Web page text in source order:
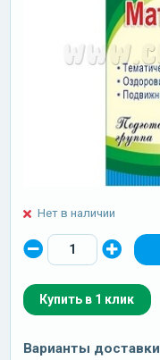
Нет в наличии
Купить в 1 клик
Варианты доставки